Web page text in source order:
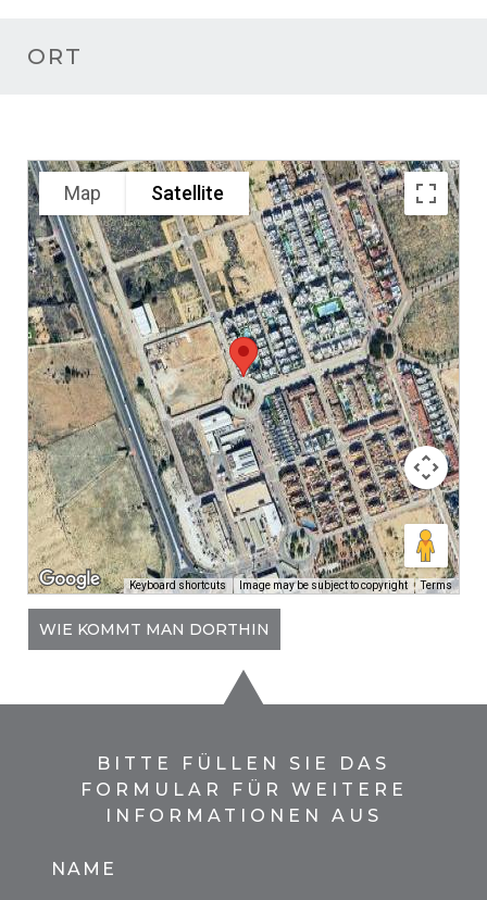
ORT
Map Satellite
Keyboard shortcuts Image may be subject to copyright Terms
WIE KOMMT MAN DORTHIN
BITTE FÜLLEN SIE DAS
FORMULAR FÜR WEITERE
INFORMATIONEN AUS
NAME